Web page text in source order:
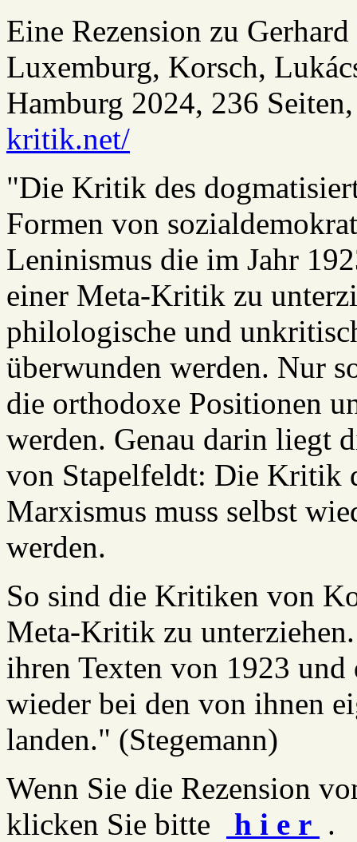
Eine Rezension zu
Luxemburg, Korsch,
Hamburg 2024, 236
kritik.net/
"Die Kritik des
Formen von
Leninismus die im Jahr
einer Meta-Kritik zu
philologische und
überwunden werden. Nur
die orthodoxe Positionen
werden. Genau darin liegt
von Stapelfeldt: Die Kritik
Marxismus muss selbst
werden.
So sind die Kritiken von
Meta-Kritik zu
ihren Texten von 1923
wieder bei den von ihnen
landen." (Stegemann)
Wenn Sie die Rezension
klicken Sie bitte
h i e r .